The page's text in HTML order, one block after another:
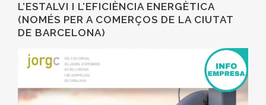
L’ESTALVI I L’EFICIÈNCIA ENERGÈTICA
(NOMÉS PER A COMERÇOS DE LA CIUTAT
DE BARCELONA)